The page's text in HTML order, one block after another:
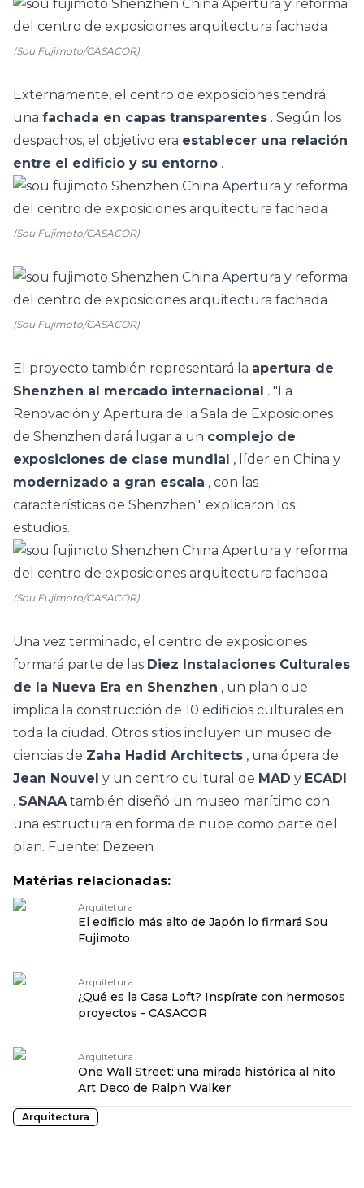
(Sou Fujimoto/CASACOR)
Externamente, el centro de exposiciones tendrá
una fachada en capas transparentes . Según los
despachos, el objetivo era establecer una relación
entre el edificio y su entorno .
(Sou Fujimoto/CASACOR)
(Sou Fujimoto/CASACOR)
El proyecto también representará la apertura de
Shenzhen al mercado internacional . "La
Renovación y Apertura de la Sala de Exposiciones
de Shenzhen dará lugar a un complejo de
exposiciones de clase mundial , líder en China y
modernizado a gran escala , con las
características de Shenzhen". explicaron los
estudios.
(Sou Fujimoto/CASACOR)
Una vez terminado, el centro de exposiciones
formará parte de las Diez Instalaciones Culturales
de la Nueva Era en Shenzhen , un plan que
implica la construcción de 10 edificios culturales en
toda la ciudad. Otros sitios incluyen un museo de
ciencias de Zaha Hadid Architects , una ópera de
Jean Nouvel y un centro cultural de MAD y ECADI
. SANAAtambién diseñó un museo marítimo con
una estructura en forma de nube como parte del
plan. Fuente: Dezeen
Matérias relacionadas:
Arquitetura
El edificio más alto de Japón lo firmará Sou
Fujimoto
Arquitetura
¿Qué es la Casa Loft? Inspírate con hermosos
proyectos - CASACOR
Arquitetura
One Wall Street: una mirada histórica al hito
Art Deco de Ralph Walker
Arquitectura